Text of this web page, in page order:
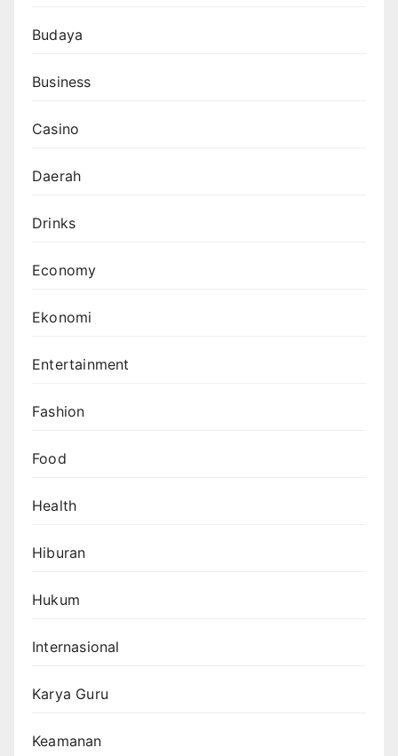
Budaya
Business
Casino
Daerah
Drinks
Economy
Ekonomi
Entertainment
Fashion
Food
Health
Hiburan
Hukum
Internasional
Karya Guru
Keamanan